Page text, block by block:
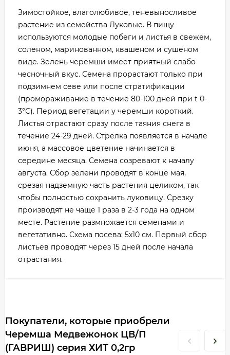
Зимостойкое, влаголюбивое, теневыносливое
растение из семейства Луковые. В пищу
используются молодые побеги и листья в свежем,
соленом, маринованном, квашеном и сушеном
виде. Зелень черемши имеет приятный слабо
чесночный вкус. Семена прорастают только при
подзимнем севе или после стратификации
(промораживание в течение 80-100 дней при t 0-
3°С). Период вегетации у черемши короткий.
Листья отрастают сразу после таяния снега в
течение 24-29 дней. Стрелка появляется в начале
июня, а массовое цветение начинается в
середине месяца. Семена созревают к началу
августа. Сбор зелени проводят в конце мая,
срезая надземную часть растения целиком, так
чтобы полностью сохранить луковицу. Срезку
производят не чаще 1 раза в 2-3 года на одном
месте. Растение размножается семенами и
вегетативно. Схема посева: 5х10 см. Первый сбор
листьев проводят через 15 дней после начала
отрастания.
Покупатели, которые приобрели
Черемша Медвежонок ЦВ/П
(ГАВРИШ) серия ХИТ 0,2гр